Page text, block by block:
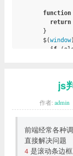
function
return
        }
        $(
window
if
              });
          }
else
if
js
作者: admin
前端经常各种
直接解决问题
4是滚动条边